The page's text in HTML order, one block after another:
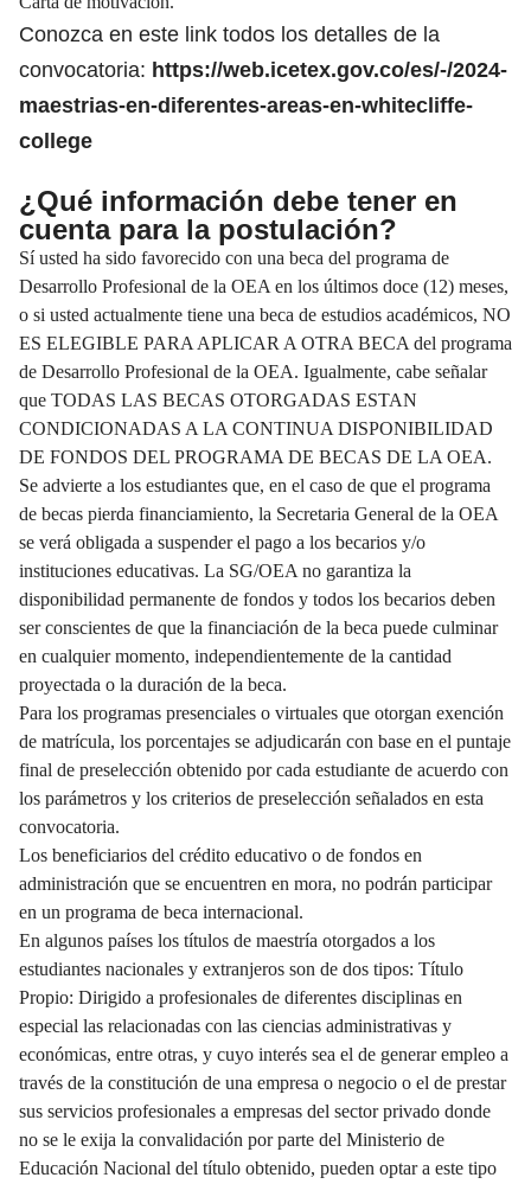
Conozca en este link todos los detalles de la
convocatoria: https://web.icetex.gov.co/es/-/2024-
maestrias-en-diferentes-areas-en-whitecliffe-
college
¿Qué información debe tener en
cuenta para la postulación?
Sí usted ha sido favorecido con una beca del programa de
Desarrollo Profesional de la OEA en los últimos doce (12) meses,
o si usted actualmente tiene una beca de estudios académicos, NO
ES ELEGIBLE PARA APLICAR A OTRA BECA del programa
de Desarrollo Profesional de la OEA. Igualmente, cabe señalar
que TODAS LAS BECAS OTORGADAS ESTAN
CONDICIONADAS A LA CONTINUA DISPONIBILIDAD
DE FONDOS DEL PROGRAMA DE BECAS DE LA OEA.
Se advierte a los estudiantes que, en el caso de que el programa
de becas pierda financiamiento, la Secretaria General de la OEA
se verá obligada a suspender el pago a los becarios y/o
instituciones educativas. La SG/OEA no garantiza la
disponibilidad permanente de fondos y todos los becarios deben
ser conscientes de que la financiación de la beca puede culminar
en cualquier momento, independientemente de la cantidad
proyectada o la duración de la beca.
Para los programas presenciales o virtuales que otorgan exención
de matrícula, los porcentajes se adjudicarán con base en el puntaje
final de preselección obtenido por cada estudiante de acuerdo con
los parámetros y los criterios de preselección señalados en esta
convocatoria.
Los beneficiarios del crédito educativo o de fondos en
administración que se encuentren en mora, no podrán participar
en un programa de beca internacional.
En algunos países los títulos de maestría otorgados a los
estudiantes nacionales y extranjeros son de dos tipos: Título
Propio: Dirigido a profesionales de diferentes disciplinas en
especial las relacionadas con las ciencias administrativas y
económicas, entre otras, y cuyo interés sea el de generar empleo a
través de la constitución de una empresa o negocio o el de prestar
sus servicios profesionales a empresas del sector privado donde
no se le exija la convalidación por parte del Ministerio de
Educación Nacional del título obtenido, pueden optar a este tipo